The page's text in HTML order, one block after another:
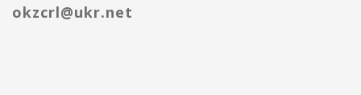
okzcrl@ukr.net